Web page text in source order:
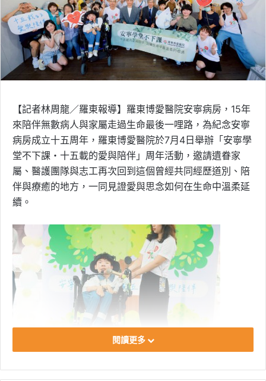
【記者林周龍／羅東報導】羅東博愛醫院安寧病房，15年
來陪伴無數病人與家屬走過生命最後一哩路，為紀念安寧
病房成立十五周年，羅東博愛醫院於7月4日舉辦「安寧學
堂不下課・十五載的愛與陪伴」周年活動，邀請遺眷家
屬、醫護團隊與志工再次回到這個曾經共同經歷道別、陪
伴與療癒的地方，一同見證愛與思念如何在生命中溫柔延
續。
閱讀更多